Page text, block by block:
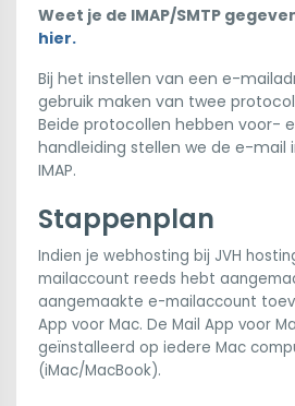
Weet je de IMAP/SMTP
hier.
Bij het instellen van een e-
gebruik maken van twee
Beide protocollen hebben voor-
handleiding stellen we de e-mail
IMAP.
Stappenplan
Indien je webhosting bij JVH
mailaccount reeds hebt
aangemaakte e-mailaccount
App voor Mac. De Mail App voor
geïnstalleerd op iedere Mac
(iMac/MacBook).